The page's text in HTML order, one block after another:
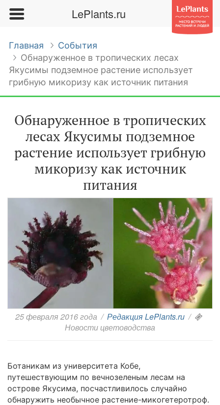
LePlants.ru
Главная
События
Обнаруженное в тропических лесах
Якусимы подземное растение использует
грибную микоризу как источник питания
Обнаруженное в тропических
лесах Якусимы подземное
растение использует грибную
микоризу как источник
питания
25 февраля 2016 года / Редакция LePlants.ru /
Новости цветоводства
Ботаникам из университета Кобе,
путешествующим по вечнозеленым лесам на
острове Якусима, посчастливилось случайно
обнаружить необычное растение-микогетеротроф.